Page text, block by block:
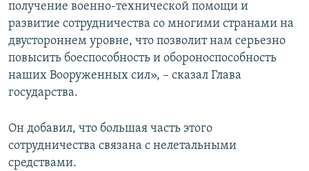
получение военно-технической помощи и
развитие сотрудничества со многими странами на
двустороннем уровне, что позволит нам серьезно
повысить боеспособность и обороноспособность
наших Вооруженных сил», – сказал Глава
государства.
Он добавил, что большая часть этого
сотрудничества связана с нелетальными
средствами.